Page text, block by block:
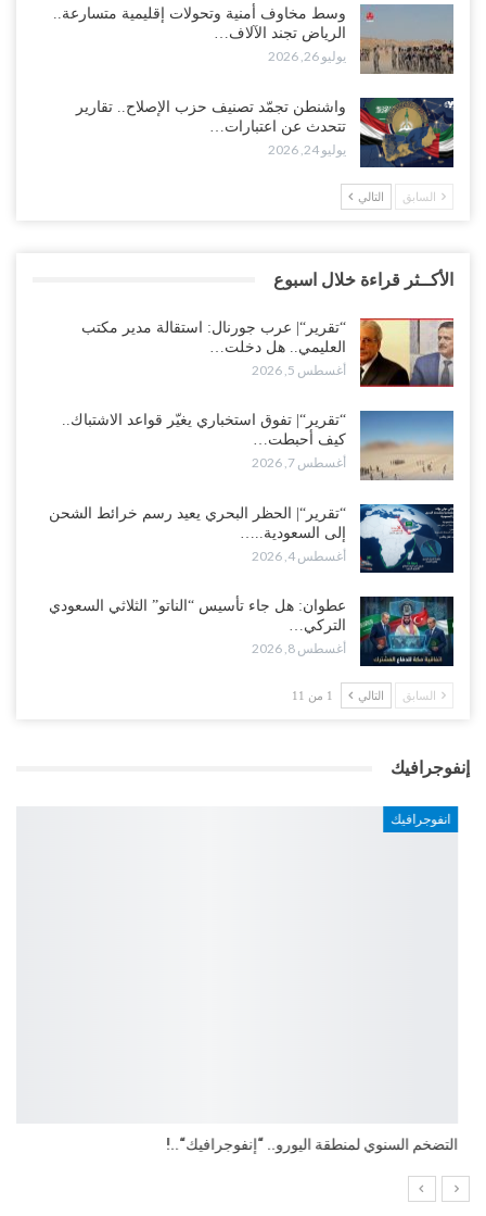
وسط مخاوف أمنية وتحولات إقليمية متسارعة..
الرياض تجند الآلاف…
يوليو 26, 2026
واشنطن تجمّد تصنيف حزب الإصلاح.. تقارير
تتحدث عن اعتبارات…
يوليو 24, 2026
السابق التالي
الأكــثر قراءة خلال اسبوع
“تقرير“| عرب جورنال: استقالة مدير مكتب
العليمي.. هل دخلت…
أغسطس 5, 2026
“تقرير“| تفوق استخباري يغيّر قواعد الاشتباك..
كيف أحبطت…
أغسطس 7, 2026
“تقرير“| الحظر البحري يعيد رسم خرائط الشحن
إلى السعودية..…
أغسطس 4, 2026
عطوان: هل جاء تأسيس “الناتو” الثلاثي السعودي
التركي…
أغسطس 8, 2026
السابق التالي 1 من 11
إنفوجرافيك
انفوجرافيك
التضخم السنوي لمنطقة اليورو.. “إنفوجرافيك“..!